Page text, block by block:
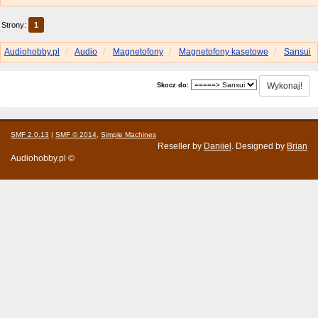
Strony: 1
Audiohobby.pl Audio Magnetofony Magnetofony kasetowe Sansui
Skocz do:
SMF 2.0.13 | SMF © 2014 Simple Machines
Reseller by Daniiel . Designed by Brian
Audiohobby.pl ©